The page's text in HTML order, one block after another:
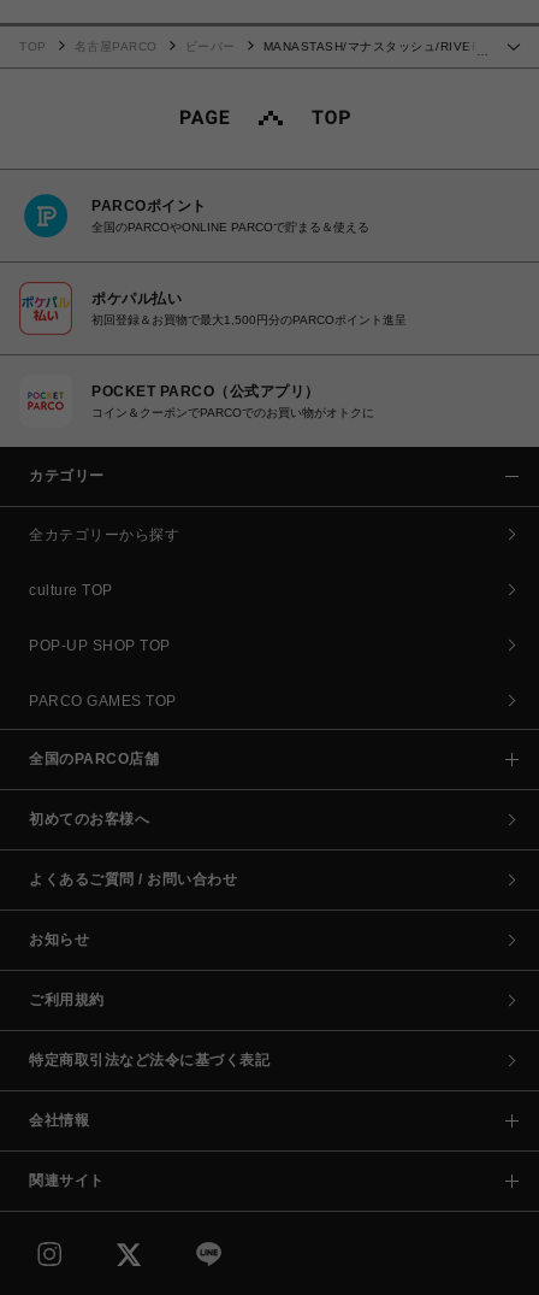
…
TOP 名古屋PARCO ビーバー
MANASTASH/マナスタッシュ/RIVER
PARCOポイント
全国のPARCOやONLINE PARCOで貯まる＆使える
ポケパル払い
初回登録＆お買物で最大1,500円分のPARCOポイント進呈
POCKET PARCO（公式アプリ）
コイン＆クーポンでPARCOでのお買い物がオトクに
カテゴリー
全カテゴリーから探す
culture TOP
POP-UP SHOP TOP
PARCO GAMES TOP
全国のPARCO店舗
初めてのお客様へ
よくあるご質問 / お問い合わせ
お知らせ
ご利用規約
特定商取引法など法令に基づく表記
会社情報
関連サイト